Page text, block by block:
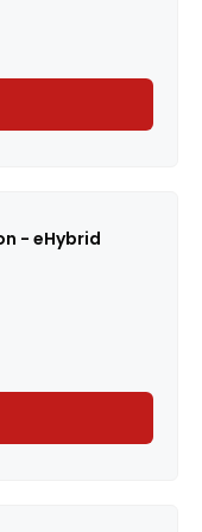
- eHybrid